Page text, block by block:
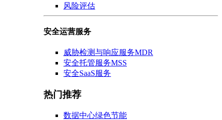
风险评估
安全运营服务
威胁检测与响应服务MDR
安全托管服务MSS
安全SaaS服务
热门推荐
数据中心绿色节能